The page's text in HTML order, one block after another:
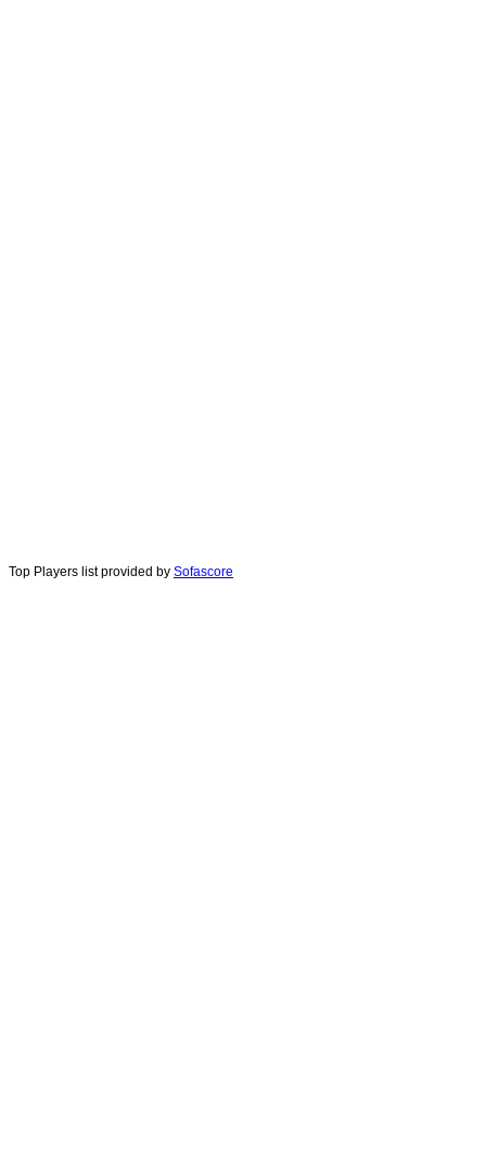
Top Players list provided by Sofascore